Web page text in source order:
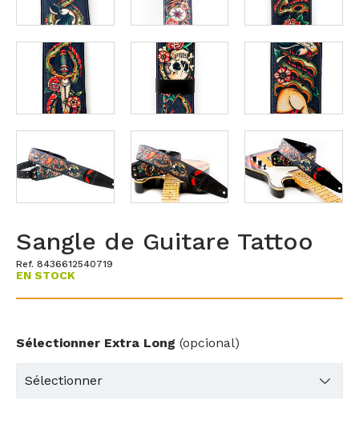
Sangle de Guitare Tattoo
Ref. 8436612540719
EN STOCK
Sélectionner Extra Long (opcional)